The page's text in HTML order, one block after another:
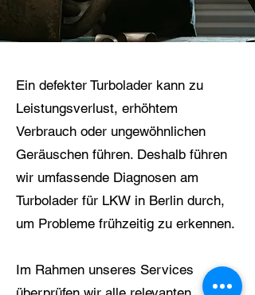
Ein defekter Turbolader kann zu
Leistungsverlust, erhöhtem
Verbrauch oder ungewöhnlichen
Geräuschen führen. Deshalb führen
wir umfassende Diagnosen am
Turbolader für LKW in Berlin durch,
um Probleme frühzeitig zu erkennen.
Im Rahmen unseres Services